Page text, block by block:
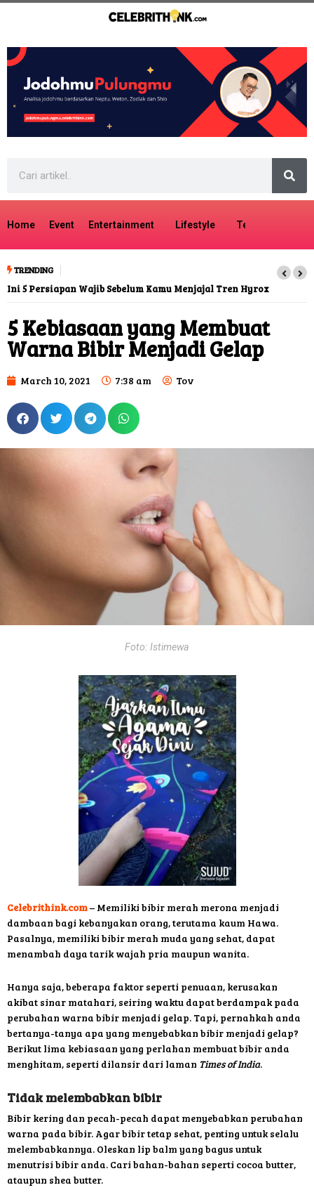
Home Event Entertainment Lifestyle Tech
TRENDING
Ini 5 Persiapan Wajib Sebelum Kamu Menjajal Tren Hyrox
5 Kebiasaan yang Membuat
Warna Bibir Menjadi Gelap
March 10, 2021 7:38 am Tov
Foto: Istimewa
Celebrithink.com– Memiliki bibir merah merona menjadi
dambaan bagi kebanyakan orang, terutama kaum Hawa.
Pasalnya, memiliki bibir merah muda yang sehat, dapat
menambah daya tarik wajah pria maupun wanita.
Hanya saja, beberapa faktor seperti penuaan, kerusakan
akibat sinar matahari, seiring waktu dapat berdampak pada
perubahan warna bibir menjadi gelap. Tapi, pernahkah anda
bertanya-tanya apa yang menyebabkan bibir menjadi gelap?
Berikut lima kebiasaan yang perlahan membuat bibir anda
menghitam, seperti dilansir dari laman Times of India.
Tidak melembabkan bibir
Bibir kering dan pecah-pecah dapat menyebabkan perubahan
warna pada bibir. Agar bibir tetap sehat, penting untuk selalu
melembabkannya. Oleskan lip balm yang bagus untuk
menutrisi bibir anda. Cari bahan-bahan seperti cocoa butter,
ataupun shea butter.